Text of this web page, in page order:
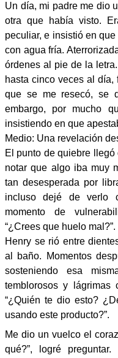
Un día, mi padre me dio
otra que había visto.
peculiar, e insistió en
con agua fría.
órdenes al pie de la
hasta cinco veces al día,
que se me resecó, se
embargo, por mucho
insistiendo en que
Medio: Una revelación
El punto de quiebre
notar que algo iba muy
tan desesperada por
incluso dejé de verlo
momento de
“¿Crees que huelo mal?”.
Henry se rió entre
al baño. Momentos
sosteniendo esa
temblorosos y lágrimas
“¿Quién te dio esto?
usando este producto?”.
Me dio un vuelco el
qué?”, ​​logré